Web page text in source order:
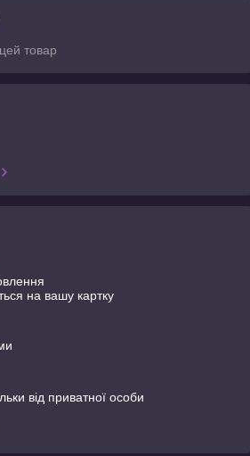
товар
на вашу картку
від приватної особи